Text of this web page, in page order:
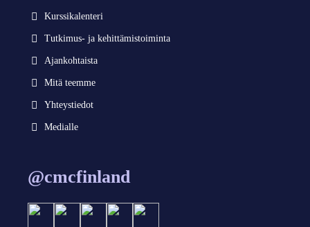
Kurssikalenteri
Tutkimus- ja kehittämistoiminta
Ajankohtaista
Mitä teemme
Yhteystiedot
Medialle
@cmcfinland